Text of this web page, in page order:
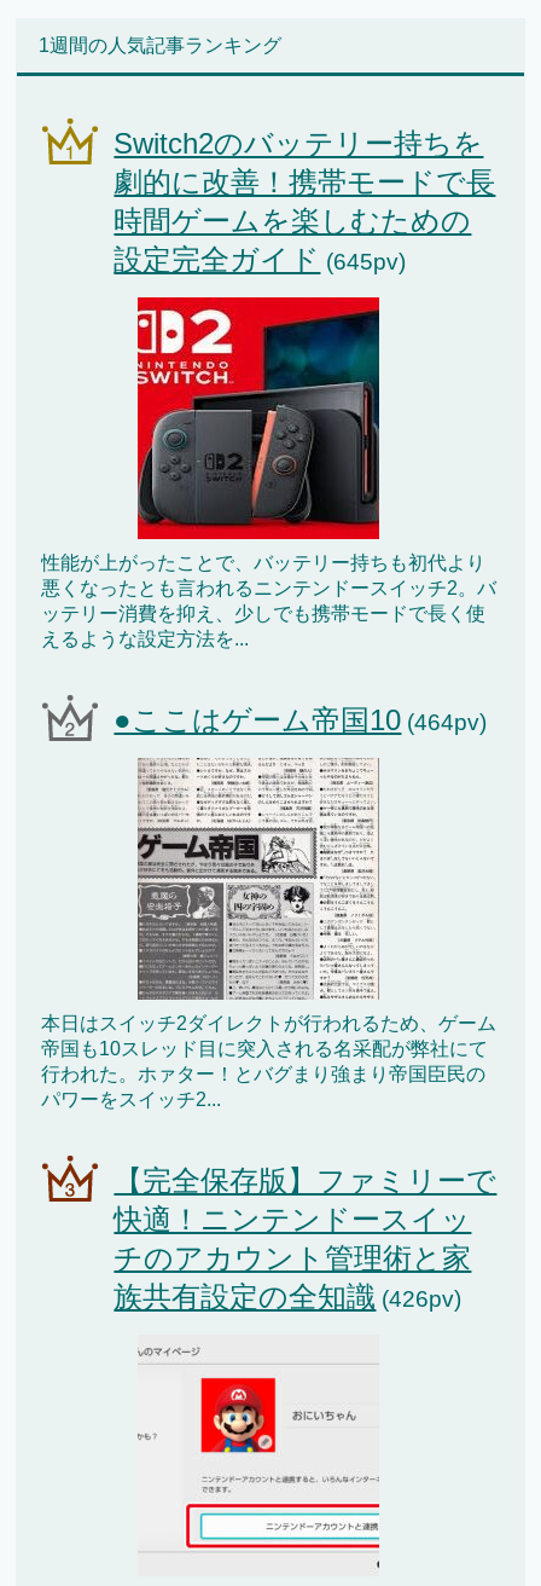
1週間の人気記事ランキング
Switch2のバッテリー持ちを
劇的に改善！携帯モードで長
時間ゲームを楽しむための
設定完全ガイド (645pv)
性能が上がったことで、バッテリー持ちも初代より
悪くなったとも言われるニンテンドースイッチ2。バ
ッテリー消費を抑え、少しでも携帯モードで長く使
えるような設定方法を...
●ここはゲーム帝国10 (464pv)
本日はスイッチ2ダイレクトが行われるため、ゲーム
帝国も10スレッド目に突入される名采配が弊社にて
行われた。ホァター！とバグまり強まり帝国臣民の
パワーをスイッチ2...
【完全保存版】ファミリーで
快適！ニンテンドースイッ
チのアカウント管理術と家
族共有設定の全知識 (426pv)